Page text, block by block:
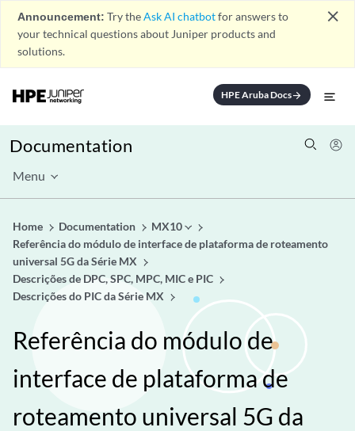
Announcement: Try theAsk AI chatbotfor answers to
your technical questions about Juniper products and
solutions.
close
HPE Aruba Docsarrow_forward
Documentation
Menu
Home Documentation
MX10
Referência do módulo de interface de plataforma de roteamento
universal 5G da Série MX
Descrições de DPC, SPC, MPC, MIC e PIC
Descrições do PIC da Série MX
Referência do módulo de
interface de plataforma de
roteamento universal 5G da